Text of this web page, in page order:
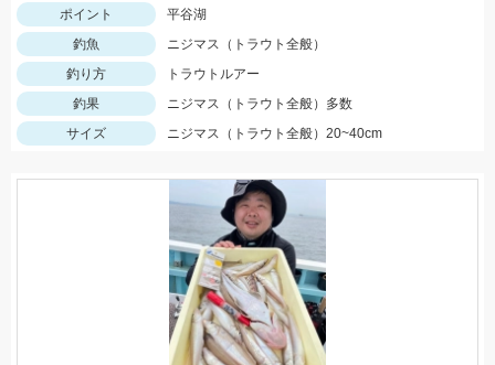
ポイント
平谷湖
釣魚
ニジマス（トラウト全般）
釣り方
トラウトルアー
釣果
ニジマス（トラウト全般）多数
サイズ
ニジマス（トラウト全般）20~40cm